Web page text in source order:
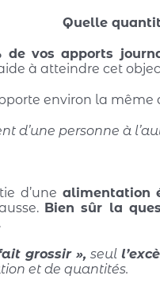
Quelle
de vos apports
à atteindre cet
environ la
d’une personne à
d’une alimentation
Bien sûr la
grossir », seul
et de quantités.